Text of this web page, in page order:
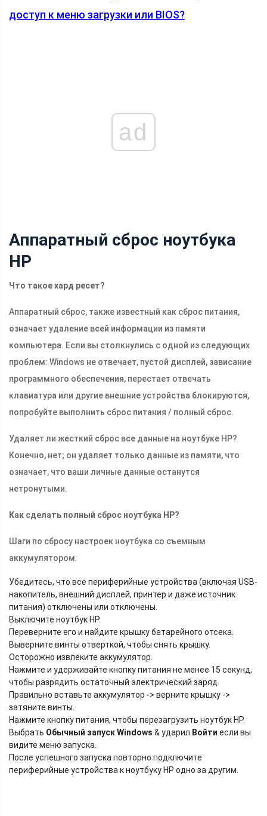
доступ к меню загрузки или BIOS?
ad
Аппаратный сброс ноутбука
HP
Что такое хард ресет?
Аппаратный сброс, также известный как сброс питания,
означает удаление всей информации из памяти
компьютера. Если вы столкнулись с одной из следующих
проблем: Windows не отвечает, пустой дисплей, зависание
программного обеспечения, перестает отвечать
клавиатура или другие внешние устройства блокируются,
попробуйте выполнить сброс питания / полный сброс.
Удаляет ли жесткий сброс все данные на ноутбуке HP?
Конечно, нет; он удаляет только данные из памяти, что
означает, что ваши личные данные останутся
нетронутыми.
Как сделать полный сброс ноутбука HP?
Шаги по сбросу настроек ноутбука со съемным
аккумулятором:
Убедитесь, что все периферийные устройства (включая USB-
накопитель, внешний дисплей, принтер и даже источник
питания) отключены или отключены.
Выключите ноутбук HP.
Переверните его и найдите крышку батарейного отсека.
Выверните винты отверткой, чтобы снять крышку.
Осторожно извлеките аккумулятор.
Нажмите и удерживайте кнопку питания не менее 15 секунд,
чтобы разрядить остаточный электрический заряд.
Правильно вставьте аккумулятор -> верните крышку ->
затяните винты.
Нажмите кнопку питания, чтобы перезагрузить ноутбук HP.
Выбрать Обычный запуск Windows & ударил Войти если вы
видите меню запуска.
После успешного запуска повторно подключите
периферийные устройства к ноутбуку HP одно за другим.